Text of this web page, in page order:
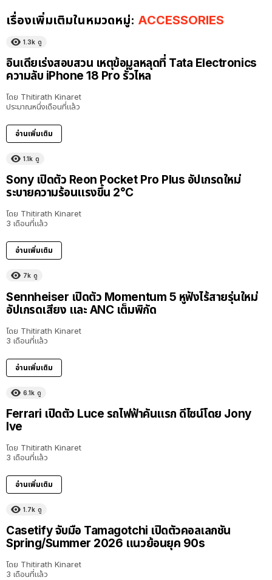
เรื่องเพิ่มเติมในหมวดหมู่: ACCESSORIES
1.3k ดู
อินเดียเร่งสอบสวน เหตุข้อมูลหลุดที่ Tata Electronics
ความลับ iPhone 18 Pro รั่วไหล
โดย Thitirath Kinaret
ประมาณหนึ่งเดือนที่แล้ว
อ่านเพิ่มเติม
1.1k ดู
Sony เปิดตัว Reon Pocket Pro Plus อัปเกรดใหม่
ระบายความร้อนแรงขึ้น 2°C
โดย Thitirath Kinaret
3 เดือนที่แล้ว
อ่านเพิ่มเติม
7k ดู
Sennheiser เปิดตัว Momentum 5 หูฟังไร้สายรุ่นใหม่
อัปเกรดเสียง และ ANC เต็มพิกัด
โดย Thitirath Kinaret
3 เดือนที่แล้ว
อ่านเพิ่มเติม
6.1k ดู
Ferrari เปิดตัว Luce รถไฟฟ้าคันแรก ดีไซน์โดย Jony
Ive
โดย Thitirath Kinaret
3 เดือนที่แล้ว
อ่านเพิ่มเติม
1.7k ดู
Casetify จับมือ Tamagotchi เปิดตัวคอลเลกชัน
Spring/Summer 2026 แนวย้อนยุค 90s
โดย Thitirath Kinaret
3 เดือนที่แล้ว